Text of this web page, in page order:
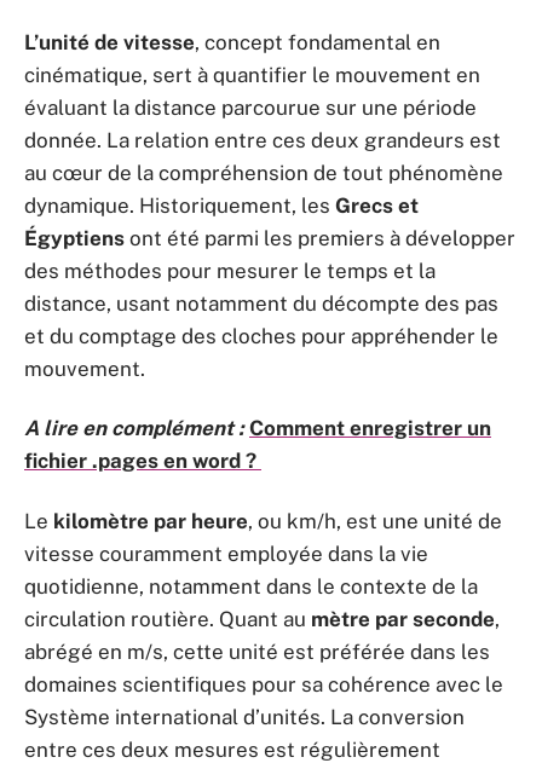
L’unité de vitesse, concept fondamental en
cinématique, sert à quantifier le mouvement en
évaluant la distance parcourue sur une période
donnée. La relation entre ces deux grandeurs est
au cœur de la compréhension de tout phénomène
dynamique. Historiquement, les Grecs et
Égyptiens ont été parmi les premiers à développer
des méthodes pour mesurer le temps et la
distance, usant notamment du décompte des pas
et du comptage des cloches pour appréhender le
mouvement.
A lire en complément : Comment enregistrer un
fichier .pages en word ?
Le kilomètre par heure, ou km/h, est une unité de
vitesse couramment employée dans la vie
quotidienne, notamment dans le contexte de la
circulation routière. Quant au mètre par seconde,
abrégé en m/s, cette unité est préférée dans les
domaines scientifiques pour sa cohérence avec le
Système international d’unités. La conversion
entre ces deux mesures est régulièrement